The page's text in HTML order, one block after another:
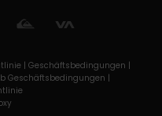
| Geschäftsbedingungen |
Geschäftsbedingungen |